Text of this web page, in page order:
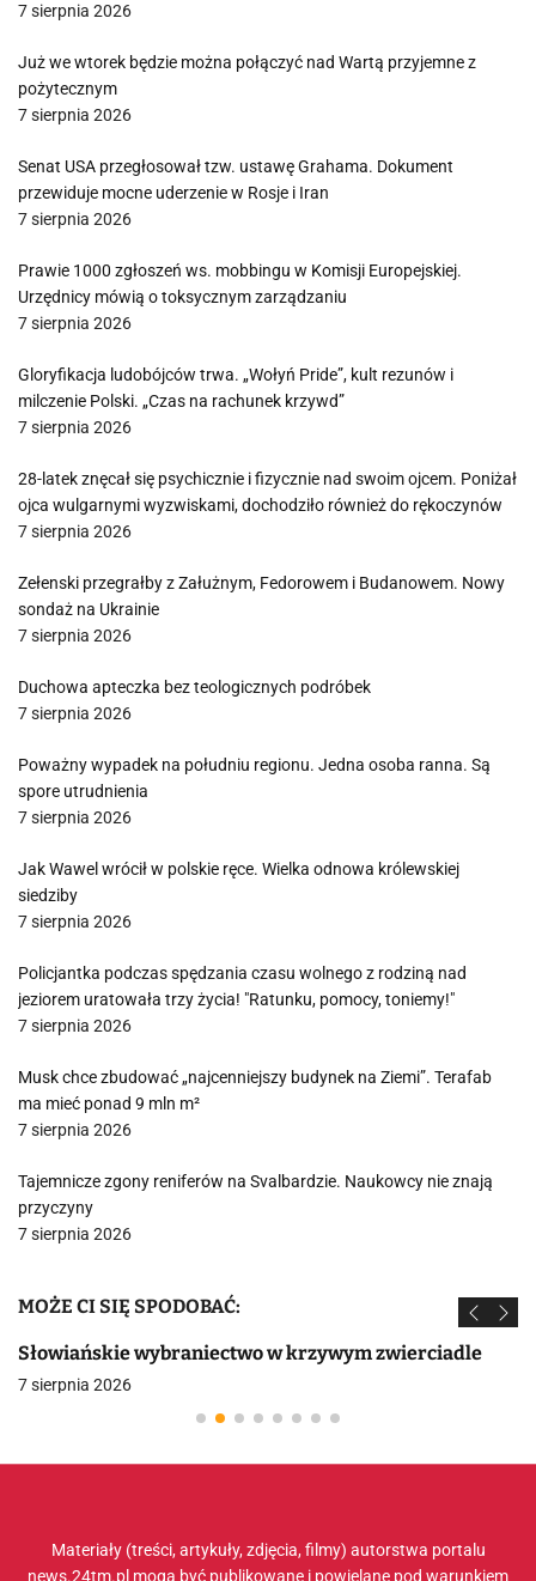
7 sierpnia 2026
Już we wtorek będzie można połączyć nad Wartą przyjemne z
pożytecznym
7 sierpnia 2026
Senat USA przegłosował tzw. ustawę Grahama. Dokument
przewiduje mocne uderzenie w Rosje i Iran
7 sierpnia 2026
Prawie 1000 zgłoszeń ws. mobbingu w Komisji Europejskiej.
Urzędnicy mówią o toksycznym zarządzaniu
7 sierpnia 2026
Gloryfikacja ludobójców trwa. „Wołyń Pride”, kult rezunów i
milczenie Polski. „Czas na rachunek krzywd”
7 sierpnia 2026
28-latek znęcał się psychicznie i fizycznie nad swoim ojcem. Poniżał
ojca wulgarnymi wyzwiskami, dochodziło również do rękoczynów
7 sierpnia 2026
Zełenski przegrałby z Załużnym, Fedorowem i Budanowem. Nowy
sondaż na Ukrainie
7 sierpnia 2026
Duchowa apteczka bez teologicznych podróbek
7 sierpnia 2026
Poważny wypadek na południu regionu. Jedna osoba ranna. Są
spore utrudnienia
7 sierpnia 2026
Jak Wawel wrócił w polskie ręce. Wielka odnowa królewskiej
siedziby
7 sierpnia 2026
Policjantka podczas spędzania czasu wolnego z rodziną nad
jeziorem uratowała trzy życia! "Ratunku, pomocy, toniemy!"
7 sierpnia 2026
Musk chce zbudować „najcenniejszy budynek na Ziemi”. Terafab
ma mieć ponad 9 mln m²
7 sierpnia 2026
Tajemnicze zgony reniferów na Svalbardzie. Naukowcy nie znają
przyczyny
7 sierpnia 2026
MOŻE CI SIĘ SPODOBAĆ:
Słowiańskie wybraniectwo w krzywym zwierciadle
7 sierpnia 2026
Materiały (treści, artykuły, zdjęcia, filmy) autorstwa portalu
news.24tm.pl mogą być publikowane i powielane pod warunkiem